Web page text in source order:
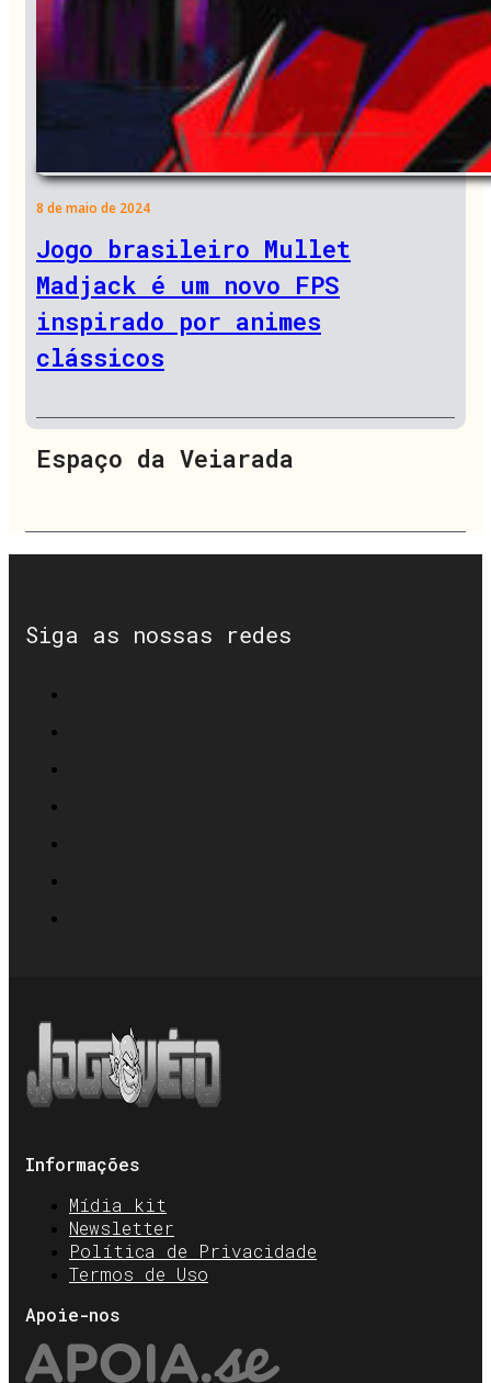
8 de maio de 2024
Jogo brasileiro Mullet
Madjack é um novo FPS
inspirado por animes
clássicos
Espaço da Veiarada
Siga as nossas redes
Informações
Mídia kit
Newsletter
Política de Privacidade
Termos de Uso
Apoie-nos